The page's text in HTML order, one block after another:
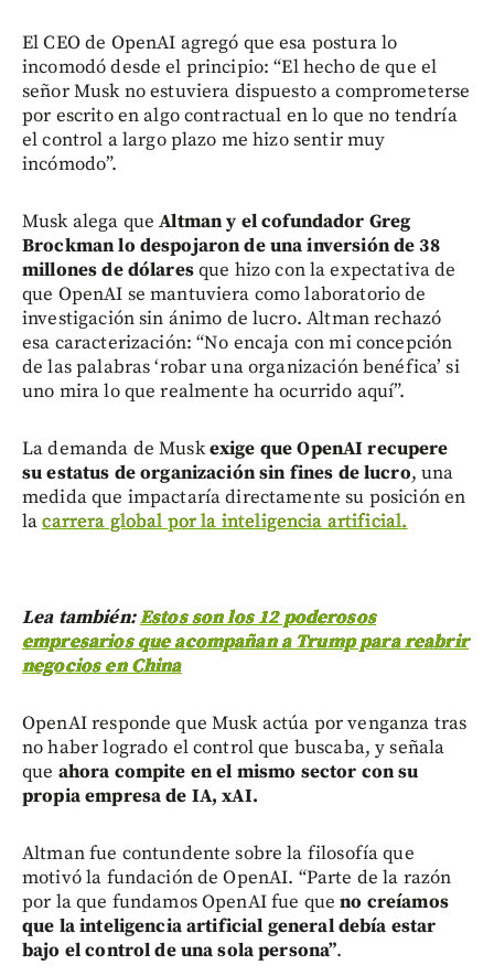
El CEO de OpenAI agregó que esa postura lo
incomodó desde el principio: “El hecho de que el
señor Musk no estuviera dispuesto a comprometerse
por escrito en algo contractual en lo que no tendría
el control a largo plazo me hizo sentir muy
incómodo”.
Musk alega queAltman y el cofundador Greg
Brockman lo despojaron de una inversión de 38
millones de dólaresque hizo con la expectativa de
que OpenAI se mantuviera como laboratorio de
investigación sin ánimo de lucro. Altman rechazó
esa caracterización: “No encaja con mi concepción
de las palabras ‘robar una organización benéfica’ si
uno mira lo que realmente ha ocurrido aquí”.
La demanda de Muskexige que OpenAI recupere
su estatus de organización sin fines de lucro, una
medida que impactaría directamente su posición en
lacarrera global por la inteligencia artificial.
Lea también:Estos son los 12 poderosos
empresarios que acompañan a Trump para reabrir
negocios en China
OpenAI responde que Musk actúa por venganza tras
no haber logrado el control que buscaba, y señala
que ahora compite en el mismo sector con su
propia empresa de IA, xAI.
Altman fue contundente sobre la filosofía que
motivó la fundación de OpenAI. “Parte de la razón
por la que fundamos OpenAI fue queno creíamos
que la inteligencia artificial general debía estar
bajo el control de una sola persona”.